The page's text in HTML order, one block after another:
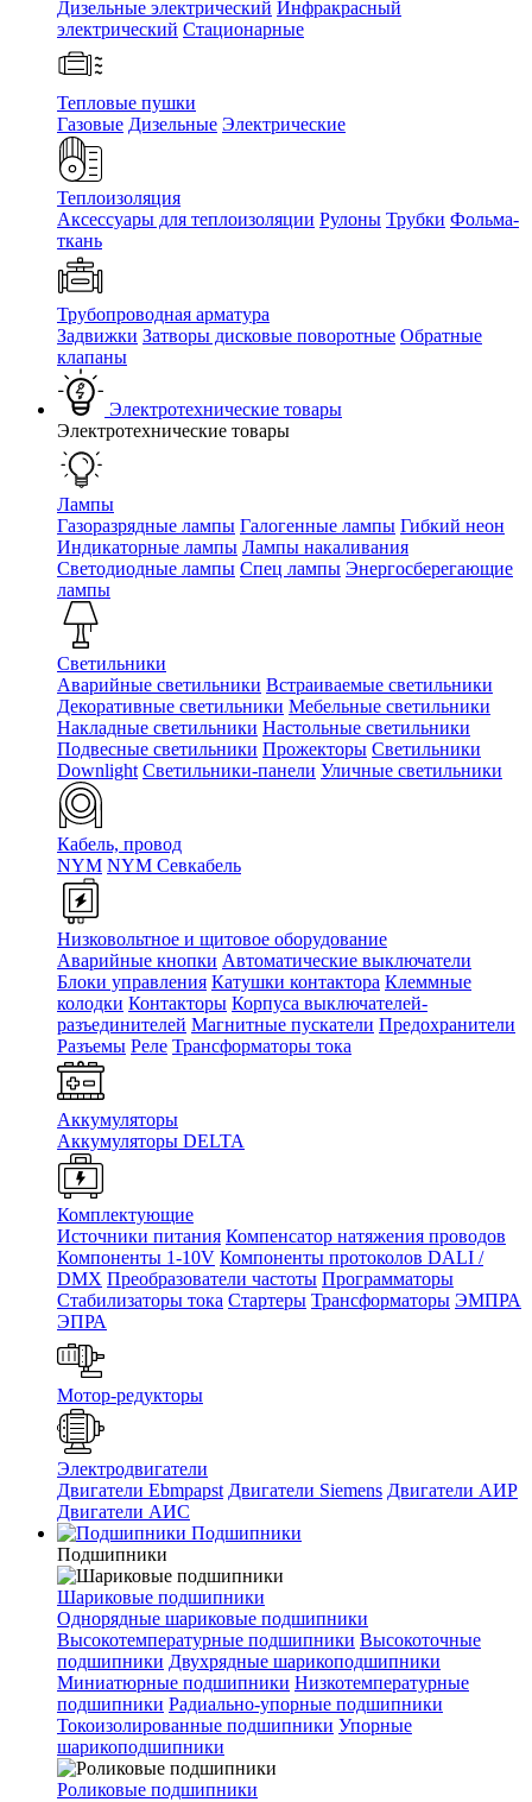
Дизельные электрический Инфракрасный
электрический Стационарные
Тепловые пушки
Газовые Дизельные Электрические
Теплоизоляция
Аксессуары для теплоизоляции Рулоны Трубки Фольма-
ткань
Трубопроводная арматура
Задвижки Затворы дисковые поворотные Обратные
клапаны
Электротехнические товары
Электротехнические товары
Лампы
Газоразрядные лампы Галогенные лампы Гибкий неон
Индикаторные лампы Лампы накаливания
Светодиодные лампы Спец лампы Энергосберегающие
лампы
Светильники
Аварийные светильники Встраиваемые светильники
Декоративные светильники Мебельные светильники
Накладные светильники Настольные светильники
Подвесные светильники Прожекторы Светильники
Downlight Светильники-панели Уличные светильники
Кабель, провод
NYM NYM Севкабель
Низковольтное и щитовое оборудование
Аварийные кнопки Автоматические выключатели
Блоки управления Катушки контактора Клеммные
колодки Контакторы Корпуса выключателей-
разъединителей Магнитные пускатели Предохранители
Разъемы Реле Трансформаторы тока
Аккумуляторы
Аккумуляторы DELTA
Комплектующие
Источники питания Компенсатор натяжения проводов
Компоненты 1-10V Компоненты протоколов DALI /
DMX Преобразователи частоты Программаторы
Стабилизаторы тока Стартеры Трансформаторы ЭМПРА
ЭПРА
Мотор-редукторы
Электродвигатели
Двигатели Ebmpapst Двигатели Siemens Двигатели АИР
Двигатели АИС
Подшипники
Подшипники
Шариковые подшипники
Однорядные шариковые подшипники
Высокотемпературные подшипники Высокоточные
подшипники Двухрядные шарикоподшипники
Миниатюрные подшипники Низкотемпературные
подшипники Радиально-упорные подшипники
Токоизолированные подшипники Упорные
шарикоподшипники
Роликовые подшипники